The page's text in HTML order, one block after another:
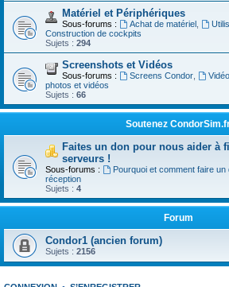
Matériel et Périphériques
Sous-forums : Achat de matériel,
Construction de cockpits
Sujets : 294
Screenshots et Vidéos
Sous-forums : Screens Condor,
photos et vidéos
Sujets : 66
Soutenez
Faites un don pour nous aider à
serveurs !
Sous-forums : Pourquoi et comment faire un
réception
Sujets : 4
Forum
Condor1 (ancien forum)
Sujets : 2156